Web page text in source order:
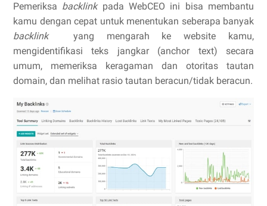
Pemeriksa backlink pada WebCEO ini bisa membantu
kamu dengan cepat untuk menentukan seberapa banyak
backlink yang mengarah ke website kamu,
mengidentifikasi teks jangkar (anchor text) secara
umum, memeriksa keragaman dan otoritas tautan
domain, dan melihat rasio tautan beracun/tidak beracun.